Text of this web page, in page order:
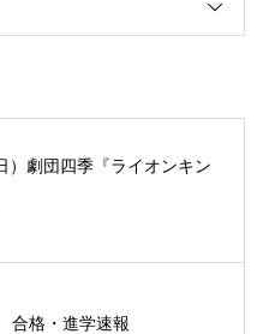
）劇団四季『ライオンキン
格・進学速報